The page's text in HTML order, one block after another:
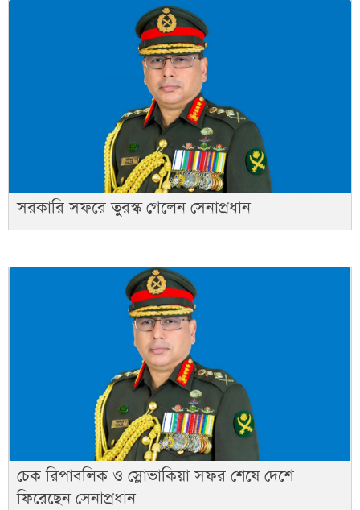
সরকারি সফরে তুরস্ক গেলেন সেনাপ্রধান
চেক রিপাবলিক ও স্লোভাকিয়া সফর শেষে দেশে
ফিরেছেন সেনাপ্রধান